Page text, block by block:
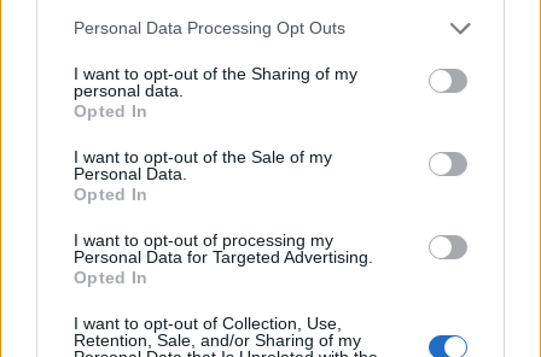
Personal Data Processing Opt Outs
I want to opt-out of the Sharing of my
personal data.
Opted In
I want to opt-out of the Sale of my
Personal Data.
Opted In
I want to opt-out of processing my
Personal Data for Targeted Advertising.
Opted In
I want to opt-out of Collection, Use,
Retention, Sale, and/or Sharing of my
2026. március 23. 19:27 | Portfolio
Kiszivárogtak a tervek: gigantikus
bevásárlásra készül az OTP Oroszországban
helyi leányvállalata a Kommerszantszerint
épületet keres
székhelyének. Az 50 ezer négyzetméter alapterületű
ingatlan ára várhatóan 22,5–30 milliárd rubel lesz; jelenleg
a bank két moszkvai központi irodája közel negyed ekkora
területet foglal el. A magyar csoport leányvállalata az